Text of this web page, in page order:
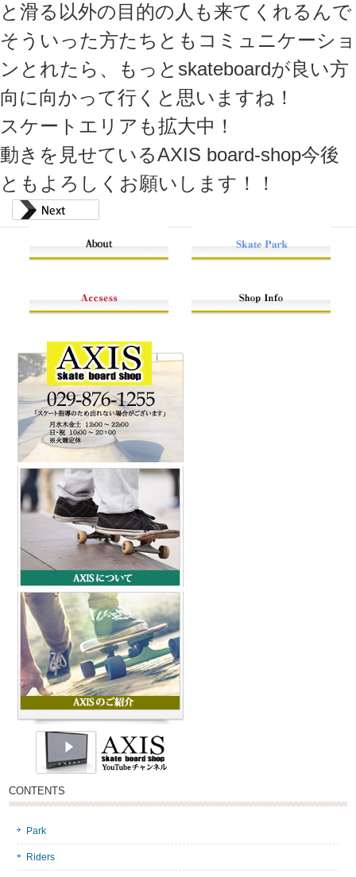
と滑る以外の目的の人も来てくれるんで
そういった方たちともコミュニケーショ
ンとれたら、もっとskateboardが良い方
向に向かって行くと思いますね！
スケートエリアも拡大中！
動きを見せているAXIS board-shop今後
ともよろしくお願いします！！
CONTENTS
Park
Riders